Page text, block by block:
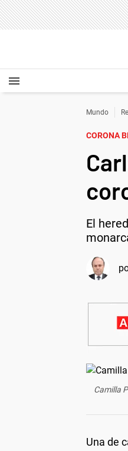
Mundo
CORONA
El
Camilla
Una de